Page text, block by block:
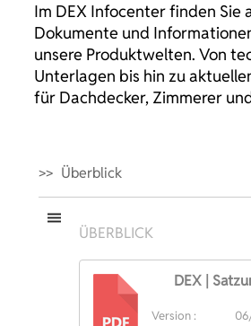
Im DEX Infocenter finden Sie
Dokumente und
unsere Produktwelten. Von
Unterlagen bis hin zu
für Dachdecker, Zimmerer
Überblick
ÜBERBLICK
DEX |
Version :